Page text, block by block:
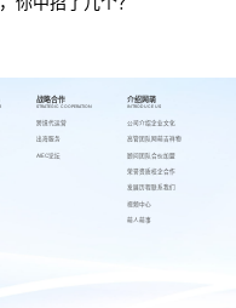
战略合作
STRATEGIC COOPERATION
跨境代运营
出海服务
AIEC论坛
介绍网萌
INTRODUCE US
公司介绍
高管团队
顾问团队
荣誉资质
发展历程
视频中心
萌人萌事
企业文化
网萌吉祥物
合伙加盟
校企合作
联系我们